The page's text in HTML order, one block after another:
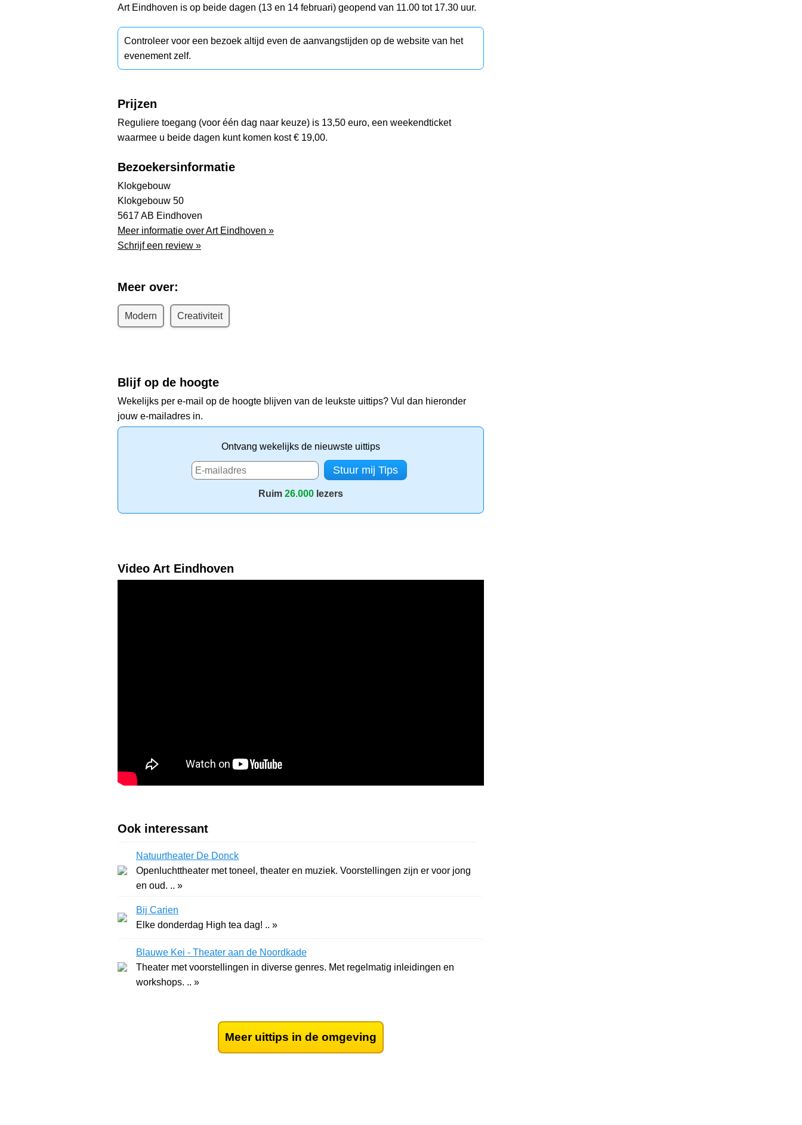
Art Eindhoven is op beide dagen (13 en 14 februari) geopend van 11.00 tot 17.30 uur.
Controleer voor een bezoek altijd even de aanvangstijden op de website van het
evenement zelf.
Prijzen
Reguliere toegang (voor één dag naar keuze) is 13,50 euro, een weekendticket
waarmee u beide dagen kunt komen kost € 19,00.
Bezoekersinformatie
Klokgebouw
Klokgebouw 50
5617 AB Eindhoven
Meer informatie over Art Eindhoven »
Schrijf een review »
Meer over:
Modern Creativiteit
Blijf op de hoogte
Wekelijks per e-mail op de hoogte blijven van de leukste uittips? Vul dan hieronder
jouw e-mailadres in.
Ontvang wekelijks de nieuwste uittips
Ruim 26.000 lezers
Video Art Eindhoven
Ook interessant
Natuurtheater De Donck
Openluchttheater met toneel, theater en muziek. Voorstellingen zijn er voor jong
en oud. .. »
Bij Carien
Elke donderdag High tea dag! .. »
Blauwe Kei - Theater aan de Noordkade
Theater met voorstellingen in diverse genres. Met regelmatig inleidingen en
workshops. .. »
Meer uittips in de omgeving